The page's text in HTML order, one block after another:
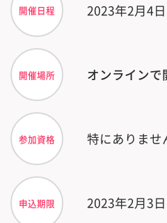
開催日程 2023年2月4
開催場所 オンラインで
参加資格 特にありませ
申込期限 2023年2月3